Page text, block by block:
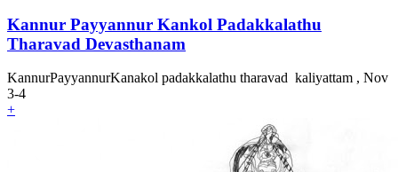
Kannur Payyannur Kankol Padakkalathu
Tharavad Devasthanam
KannurPayyannurKanakol padakkalathu tharavad kaliyattam , Nov
3-4
+